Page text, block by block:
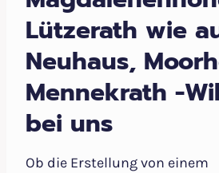
Lützerath wie
Neuhaus,
Mennekrath -
bei uns
Ob die Erstellung von einem